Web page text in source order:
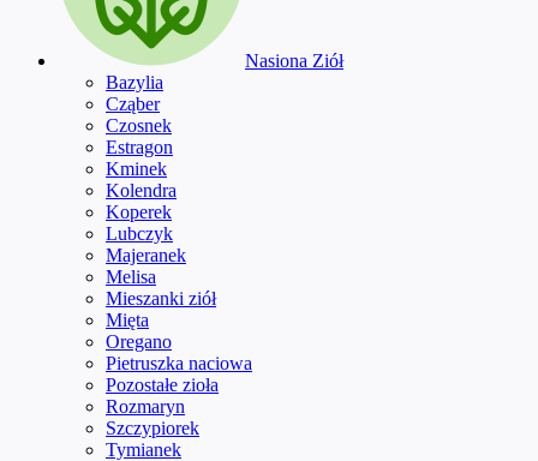
Nasiona Ziół
Bazylia
Cząber
Czosnek
Estragon
Kminek
Kolendra
Koperek
Lubczyk
Majeranek
Melisa
Mieszanki ziół
Mięta
Oregano
Pietruszka naciowa
Pozostałe zioła
Rozmaryn
Szczypiorek
Tymianek